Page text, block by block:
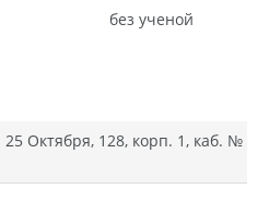
без ученой
25 Октября, 128, корп. 1, каб. №